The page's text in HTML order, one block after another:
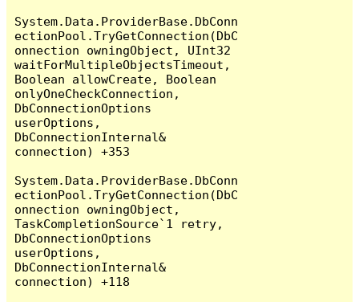
System.Data.ProviderBase.DbConn
ectionPool.TryGetConnection(DbC
onnection owningObject, UInt32
waitForMultipleObjectsTimeout,
Boolean allowCreate, Boolean
onlyOneCheckConnection,
DbConnectionOptions
userOptions,
DbConnectionInternal&
connection) +353
System.Data.ProviderBase.DbConn
ectionPool.TryGetConnection(DbC
onnection owningObject,
TaskCompletionSource`1 retry,
DbConnectionOptions
userOptions,
DbConnectionInternal&
connection) +118